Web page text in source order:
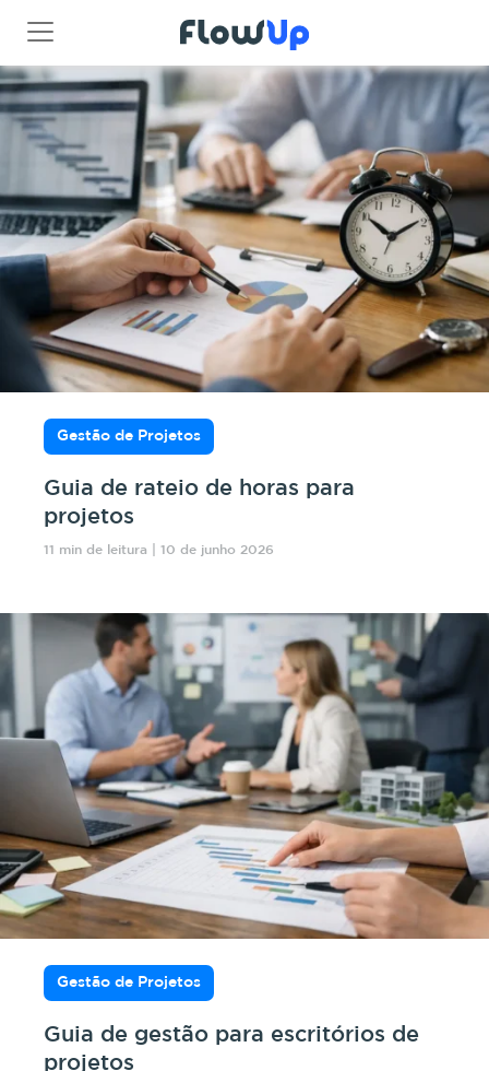
Gestão de Projetos
Guia de rateio de horas para
projetos
11 min de leitura | 10 de junho 2026
Gestão de Projetos
Guia de gestão para escritórios de
projetos